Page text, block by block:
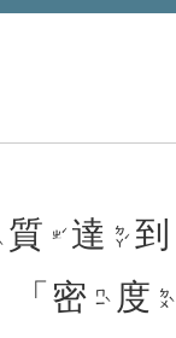
質 ㄓˊ 達 ㄉㄚˊ 到
「 密 ㄇㄧˋ 度 ㄉㄨˋ